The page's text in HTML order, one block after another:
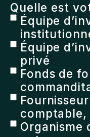
Quelle est
Équipe
Équipe
privé
Fonds de
comptable,
Organisme